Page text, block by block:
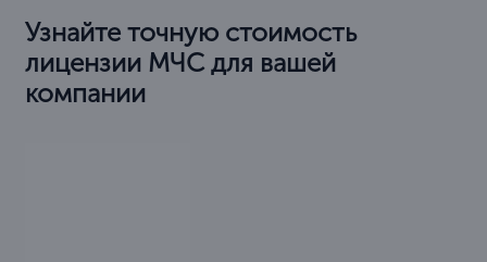
Узнайте точную стоимость
лицензии МЧС для вашей
компании